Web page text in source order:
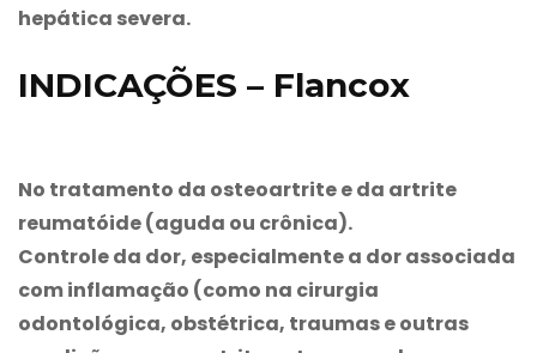
hepática severa.
INDICAÇÕES – Flancox
No tratamento da osteoartrite e da artrite
reumatóide (aguda ou crônica).
Controle da dor, especialmente a dor associada
com inflamação (como na cirurgia
odontológica, obstétrica, traumas e outras